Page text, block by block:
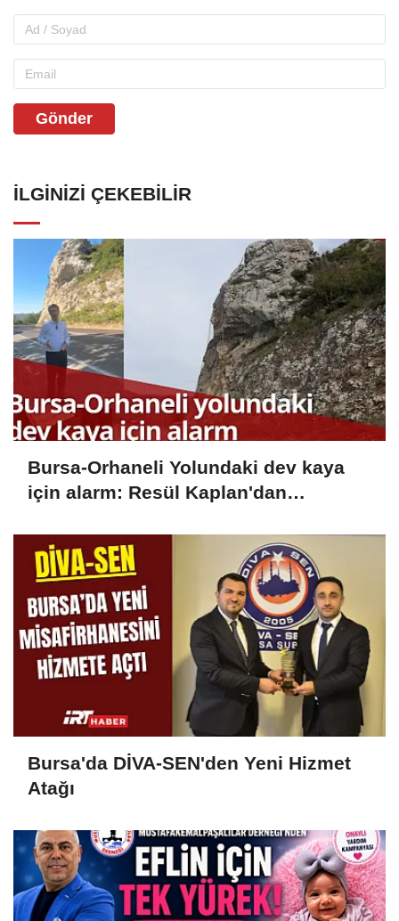
Gönder
İLGINIZI ÇEKEBILIR
Bursa-Orhaneli Yolundaki dev kaya
için alarm: Resül Kaplan'dan
Bursa'da DİVA-SEN'den Yeni Hizmet
Atağı